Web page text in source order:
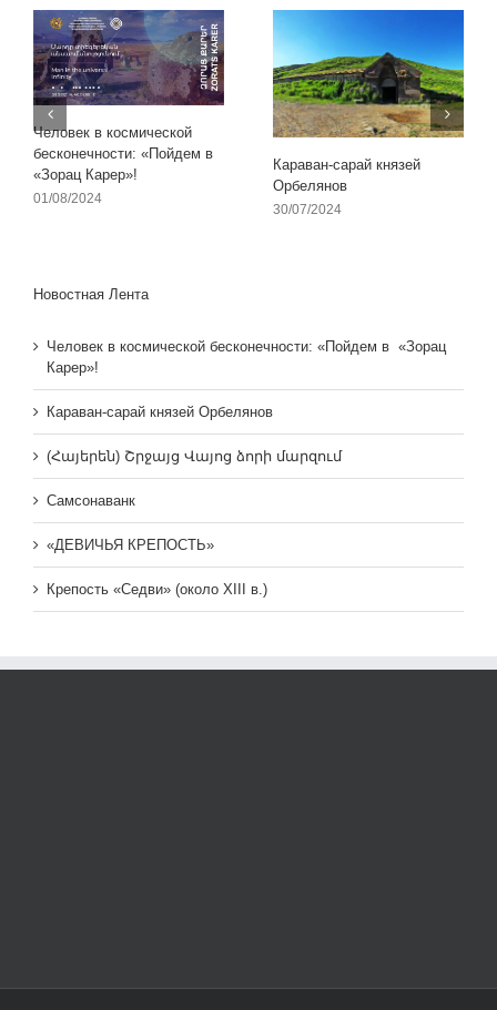
Человек в космической
бесконечности: «Пойдем в
«Зорац Карер»!
01/08/2024
Караван-сарай князей
Орбелянов
30/07/2024
Новостная Лента
Человек в космической бесконечности: «Пойдем в «Зорац
Карер»!
Караван-сарай князей Орбелянов
(Հայերեն) Շրջայց Վայոց ձորի մարզում
Самсонаванк
«ДЕВИЧЬЯ КРЕПОСТЬ»
Крепость «Седви» (около XIII в.)